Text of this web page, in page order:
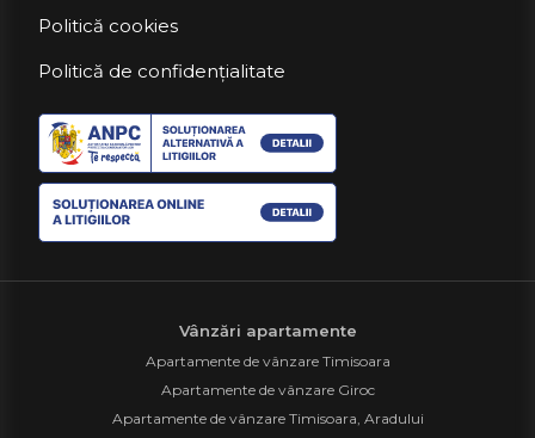
Politică cookies
Politică de confidențialitate
Vânzări apartamente
Apartamente de vânzare Timisoara
Apartamente de vânzare Giroc
Apartamente de vânzare Timisoara, Aradului